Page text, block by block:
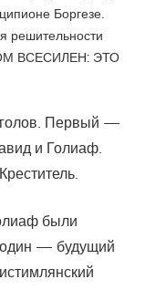
Боргезе.
решительности
ВСЕСИЛЕН: ЭТО
Первый —
и Голиаф.
были
— будущий